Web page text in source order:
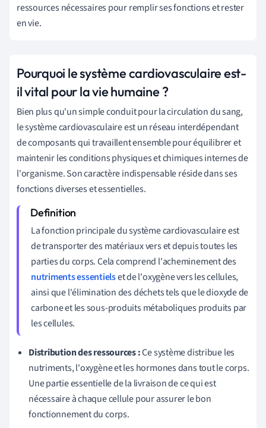
ressources nécessaires pour remplir ses fonctions et rester
en vie.
Pourquoi le système cardiovasculaire est-
il vital pour la vie humaine ?
Bien plus qu'un simple conduit pour la circulation du sang,
le système cardiovasculaire est un réseau interdépendant
de composants qui travaillent ensemble pour équilibrer et
maintenir les conditions physiques et chimiques internes de
l'organisme. Son caractère indispensable réside dans ses
fonctions diverses et essentielles.
La fonction principale du système cardiovasculaire est
de transporter des matériaux vers et depuis toutes les
parties du corps. Cela comprend l'acheminement des
nutriments essentielset de l'oxygène vers les cellules,
ainsi que l'élimination des déchets tels que le dioxyde de
carbone et les sous-produits métaboliques produits par
les cellules.
Distribution des ressources :Ce système distribue les
nutriments, l'oxygène et les hormones dans tout le corps.
Une partie essentielle de la livraison de ce qui est
nécessaire à chaque cellule pour assurer le bon
fonctionnement du corps.